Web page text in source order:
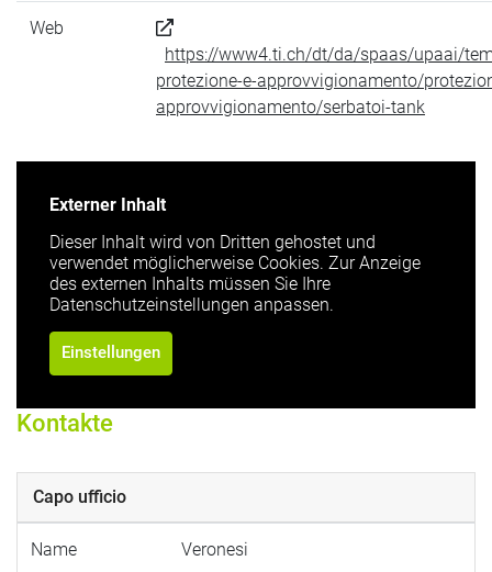
Web
https://www4.ti.ch/dt/da/spaas/upaai/
protezione-e-approvvigionamento/
approvvigionamento/serbatoi-tank
Externer Inhalt
Dieser Inhalt wird von Dritten gehostet und
verwendet möglicherweise Cookies. Zur Anzeige
des externen Inhalts müssen Sie Ihre
Datenschutzeinstellungen anpassen.
Einstellungen
Kontakte
Capo ufficio
Name Veronesi